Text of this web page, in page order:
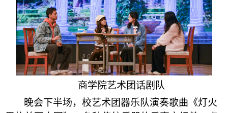
商学院艺术团话剧队
晚会下半场，校艺术团器乐队演奏歌曲《灯火